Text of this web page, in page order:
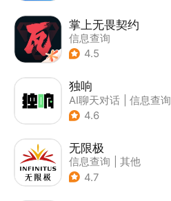
掌上无畏契约
信息查询
4.5
独响
AI聊天对话
信息查询
4.6
无限极
信息查询
其他
4.7